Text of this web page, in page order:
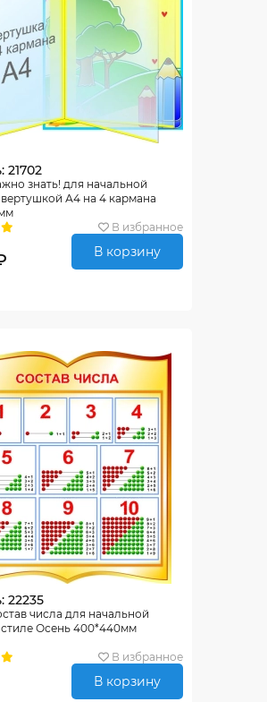
21702
знать! для начальной
А4 на 4 кармана
В избранное
В корзину
22235
числа для начальной
Осень 400*440мм
В избранное
В корзину